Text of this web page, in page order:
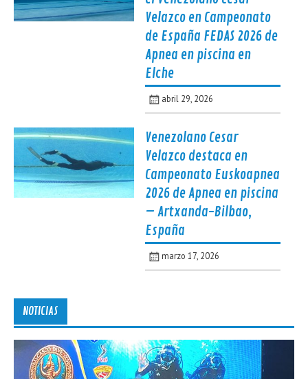
Velazco en Campeonato
de España FEDAS 2026 de
Apnea en piscina en
Elche
abril 29, 2026
Venezolano Cesar
Velazco destaca en
Campeonato Euskoapnea
2026 de Apnea en piscina
– Artxanda-Bilbao,
España
marzo 17, 2026
NOTICIAS